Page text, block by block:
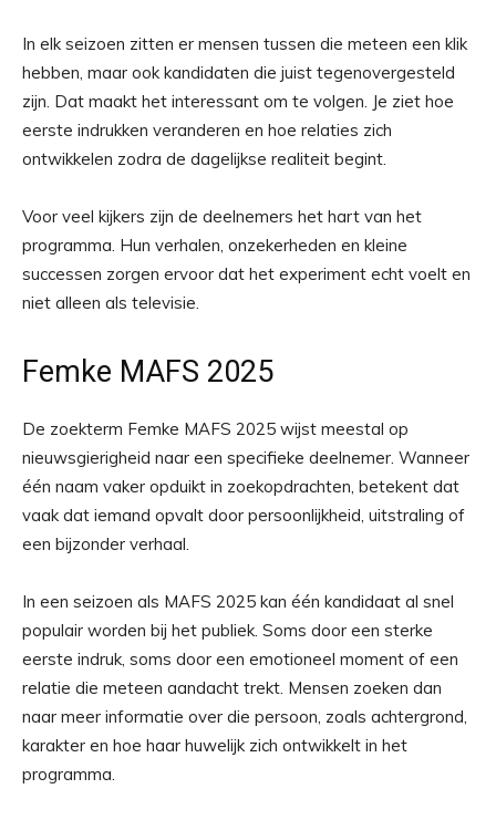
In elk seizoen zitten er mensen tussen die meteen een klik
hebben, maar ook kandidaten die juist tegenovergesteld
zijn. Dat maakt het interessant om te volgen. Je ziet hoe
eerste indrukken veranderen en hoe relaties zich
ontwikkelen zodra de dagelijkse realiteit begint.
Voor veel kijkers zijn de deelnemers het hart van het
programma. Hun verhalen, onzekerheden en kleine
successen zorgen ervoor dat het experiment echt voelt en
niet alleen als televisie.
Femke MAFS 2025
De zoekterm Femke MAFS 2025 wijst meestal op
nieuwsgierigheid naar een specifieke deelnemer. Wanneer
één naam vaker opduikt in zoekopdrachten, betekent dat
vaak dat iemand opvalt door persoonlijkheid, uitstraling of
een bijzonder verhaal.
In een seizoen als MAFS 2025 kan één kandidaat al snel
populair worden bij het publiek. Soms door een sterke
eerste indruk, soms door een emotioneel moment of een
relatie die meteen aandacht trekt. Mensen zoeken dan
naar meer informatie over die persoon, zoals achtergrond,
karakter en hoe haar huwelijk zich ontwikkelt in het
programma.